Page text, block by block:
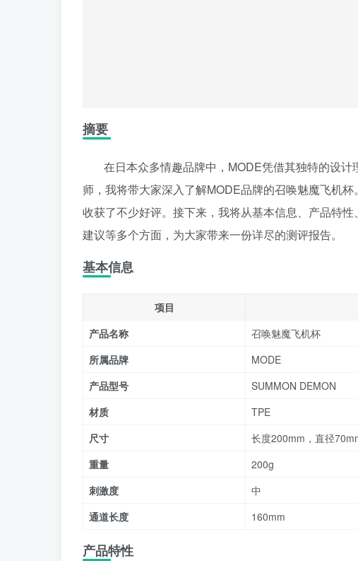
摘要
在日本众多情趣品牌中，MODE凭借其独特的设
师，我将带大家深入了解MODE品牌的召唤魅魔飞机
收获了不少好评。接下来，我将从基本信息、产品特
建议等多个方面，为大家带来一份详尽的测评报告。
基本信息
项目
产品名称
召唤魅魔飞机杯
所属品牌
MODE
产品型号
SUMMON DEMON
材质
TPE
尺寸
长度200mm，直径
重量
200g
刺激度
中
通道长度
160mm
产品特性